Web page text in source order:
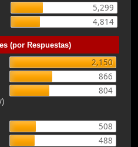
5,299
4,814
(por Respuestas)
2,150
866
804
508
488